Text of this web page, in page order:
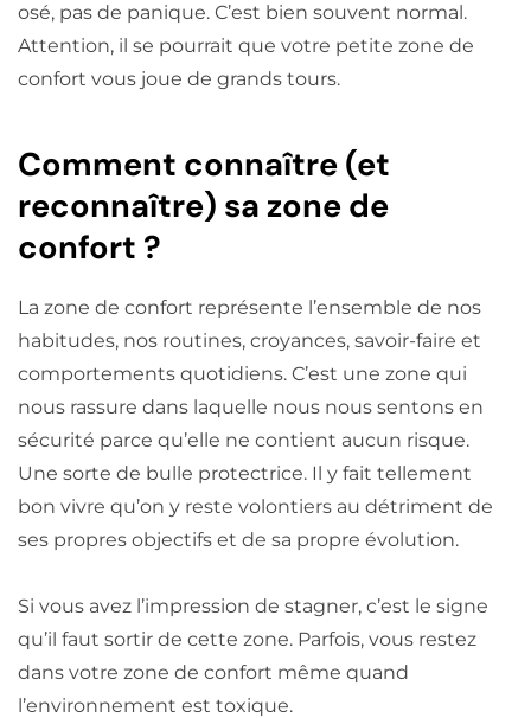
osé, pas de panique. C’est bien souvent normal.
Attention, il se pourrait que votre petite zone de
confort vous joue de grands tours.
Comment connaître (et
reconnaître) sa zone de
confort ?
La zone de confort représente l’ensemble de nos
habitudes, nos routines, croyances, savoir-faire et
comportements quotidiens. C’est une zone qui
nous rassure dans laquelle nous nous sentons en
sécurité parce qu’elle ne contient aucun risque.
Une sorte de bulle protectrice. Il y fait tellement
bon vivre qu’on y reste volontiers au détriment de
ses propres objectifs et de sa propre évolution.
Si vous avez l’impression de stagner, c’est le signe
qu’il faut sortir de cette zone. Parfois, vous restez
dans votre zone de confort même quand
l’environnement est toxique.